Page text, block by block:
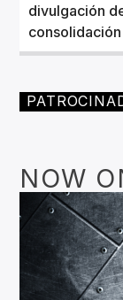
divulgación
NOW